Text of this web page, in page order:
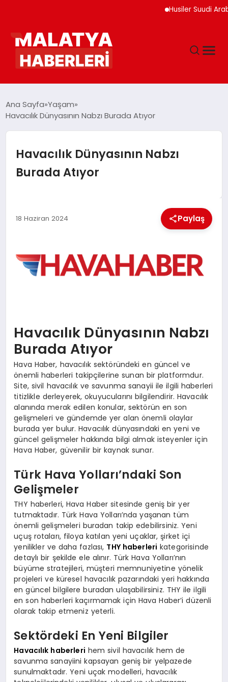
Husiler Suudi
DÜNYA
EKONOMI
SPOR
TEKNOLOJI
Ana Sayfa Yaşam
Havacılık Dünyasının Nabzı Burada Atıyor
Havacılık Dünyasının Nabzı
Burada Atıyor
18 Haziran 2024 Paylaş
Havacılık Dünyasının Nabzı
Burada Atıyor
Hava Haber, havacılık sektöründeki en güncel ve
önemli haberleri takipçilerine sunan bir platformdur.
Site, sivil havacılık ve savunma sanayii ile ilgili haberleri
titizlikle derleyerek, okuyucularını bilgilendirir. Havacılık
alanında merak edilen konular, sektörün en son
gelişmeleri ve gündemde yer alan önemli olaylar
burada yer bulur. Havacılık dünyasındaki en yeni ve
güncel gelişmeler hakkında bilgi almak isteyenler için
Hava Haber, güvenilir bir kaynak sunar.
Türk Hava Yolları’ndaki Son
Gelişmeler
THY haberleri, Hava Haber sitesinde geniş bir yer
tutmaktadır. Türk Hava Yolları’nda yaşanan tüm
önemli gelişmeleri buradan takip edebilirsiniz. Yeni
uçuş rotaları, filoya katılan yeni uçaklar, şirket içi
yenilikler ve daha fazlası, THY haberleri kategorisinde
detaylı bir şekilde ele alınır. Türk Hava Yolları’nın
büyüme stratejileri, müşteri memnuniyetine yönelik
projeleri ve küresel havacılık pazarındaki yeri hakkında
en güncel bilgilere buradan ulaşabilirsiniz. THY ile ilgili
en son haberleri kaçırmamak için Hava Haber’i düzenli
olarak takip etmeniz yeterli.
Sektördeki En Yeni Bilgiler
Havacılık haberleri hem sivil havacılık hem de
savunma sanayiini kapsayan geniş bir yelpazede
sunulmaktadır. Yeni uçak modelleri, havacılık